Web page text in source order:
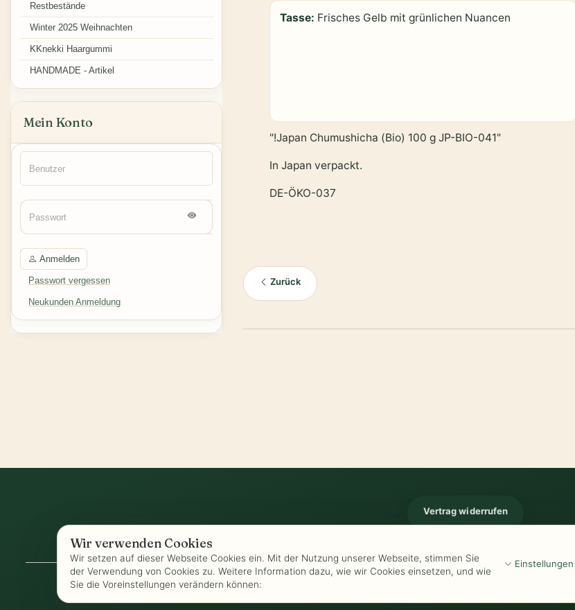
Wir verwenden Cookies
Wir setzen auf dieser Webseite Cookies ein. Mit der Nutzung unserer Webseite, stimmen Sie
der Verwendung von Cookies zu. Weitere Information dazu, wie wir Cookies einsetzen, und wie
Sie die Voreinstellungen verändern können:
Einstellungen
Tasse: Frisches Gelb mit grünlichen Nuancen
"!Japan Chumushicha (Bio) 100 g JP-BIO-041"
In Japan verpackt.
DE-ÖKO-037
Zurück
Restbestände
Winter 2025 Weihnachten
KKnekki Haargummi
HANDMADE - Artikel
Mein Konto
Anmelden
Passwort vergessen
Neukunden Anmeldung
Vertrag widerrufen
AGB-Biozertifizierung